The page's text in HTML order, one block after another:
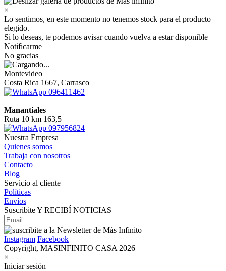
×
Lo sentimos, en este momento no tenemos stock para el producto
elegido.
Si lo deseas, te podemos avisar cuando vuelva a estar disponible
Notificarme
No gracias
Montevideo
Costa Rica 1667, Carrasco
096411462
Manantiales
Ruta 10 km 163,5
097956824
Nuestra Empresa
Quienes somos
Trabaja con nosotros
Contacto
Blog
Servicio al cliente
Políticas
Envíos
Suscribite Y RECIBÍ NOTICIAS
Instagram Facebook
Copyright, MASINFINITO CASA 2026
×
Iniciar sesión